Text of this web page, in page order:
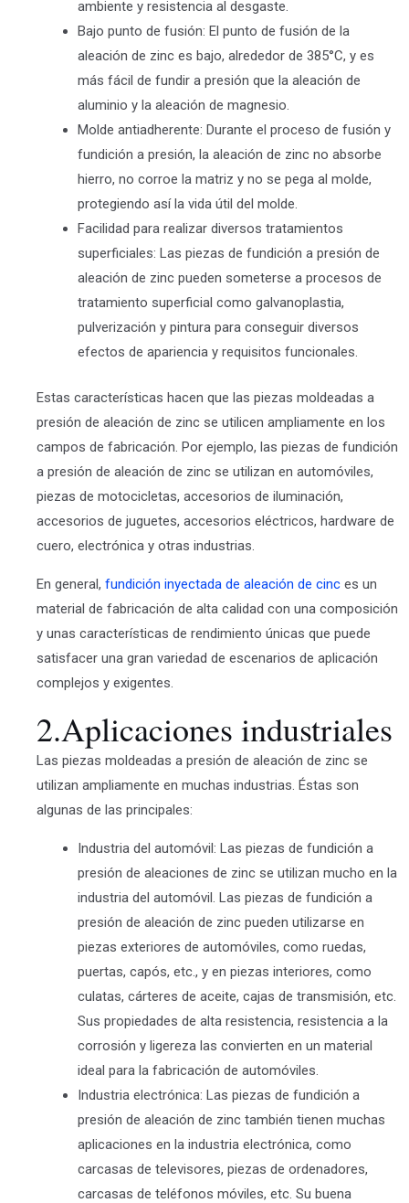
ambiente y resistencia al desgaste.
Bajo punto de fusión: El punto de fusión de la
aleación de zinc es bajo, alrededor de 385°C, y es
más fácil de fundir a presión que la aleación de
aluminio y la aleación de magnesio.
Molde antiadherente: Durante el proceso de fusión y
fundición a presión, la aleación de zinc no absorbe
hierro, no corroe la matriz y no se pega al molde,
protegiendo así la vida útil del molde.
Facilidad para realizar diversos tratamientos
superficiales: Las piezas de fundición a presión de
aleación de zinc pueden someterse a procesos de
tratamiento superficial como galvanoplastia,
pulverización y pintura para conseguir diversos
efectos de apariencia y requisitos funcionales.
Estas características hacen que las piezas moldeadas a
presión de aleación de zinc se utilicen ampliamente en los
campos de fabricación. Por ejemplo, las piezas de fundición
a presión de aleación de zinc se utilizan en automóviles,
piezas de motocicletas, accesorios de iluminación,
accesorios de juguetes, accesorios eléctricos, hardware de
cuero, electrónica y otras industrias.
En general, fundición inyectada de aleación de cinc es un
material de fabricación de alta calidad con una composición
y unas características de rendimiento únicas que puede
satisfacer una gran variedad de escenarios de aplicación
complejos y exigentes.
2.Aplicaciones industriales
Las piezas moldeadas a presión de aleación de zinc se
utilizan ampliamente en muchas industrias. Éstas son
algunas de las principales:
Industria del automóvil: Las piezas de fundición a
presión de aleaciones de zinc se utilizan mucho en la
industria del automóvil. Las piezas de fundición a
presión de aleación de zinc pueden utilizarse en
piezas exteriores de automóviles, como ruedas,
puertas, capós, etc., y en piezas interiores, como
culatas, cárteres de aceite, cajas de transmisión, etc.
Sus propiedades de alta resistencia, resistencia a la
corrosión y ligereza las convierten en un material
ideal para la fabricación de automóviles.
Industria electrónica: Las piezas de fundición a
presión de aleación de zinc también tienen muchas
aplicaciones en la industria electrónica, como
carcasas de televisores, piezas de ordenadores,
carcasas de teléfonos móviles, etc. Su buena